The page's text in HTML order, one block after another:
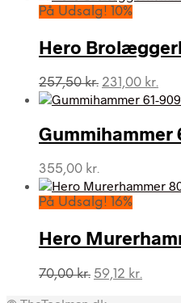
pris
281,25 kr..
På Udsalg! 10%
Hero
257,50kr. Den
oprindelige
var:
257,50 kr..
231,00 kr.
er:
Gummihammer
355,00 kr.
På Udsalg! 16%
Hero
70,00kr. Den
59,12 kr.